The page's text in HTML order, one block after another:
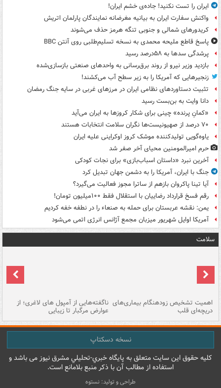
ایران را تست نکنید! جاده‌ی خشم ایران!
واکنش سفارت ایران به بیانیه مغرضانه نمایندگان پارلمان اتریش
کریدورهای شمالی و جنوبی تنگه هرمز حذف می‌شوند
پاسخ قاطع ملیحه محمدی به نسخه تسلیم‌طلبی روی آنتن BBC
پرشدگی سدها به ۵۸درصد رسید
بازدید وزیر نیرو از روند برق‌رسانی به واحدهای صنعتی بازسازی‌شده
زنجیرهایی که آمریکا را به زیر سطح آب می‌کشند!
تثبیت دستاوردهای نظامی ایران در مرزهای غربی در سایه جنگ رمضان
دانا وایت به بن‌بست رسید
«کمانِ پرنده» چینی برای شکار کروزها به ایران می‌آید
۷۰ درصد از صهیونیست‌ها نگران سلامت انتخابات هستند
یاوه‌گویی تولیدکننده موشک کروز اوکراینی علیه ایران
حرم امیرالمومنین محیای آخر صفر شد
آخرین نبرد «داستان اسباب‌بازی» برای نجات کودکی
جنگ با ایران، آمریکا را به دشمن جهان تبدیل کرد
آیا تینا پاکروان بازهم از ساترا مجوز فعالیت می‌گیرد؟
رقم فسخ قرارداد رضاییان با استقلال فقط ۱۰۰میلیون تومان!
یمن: نقشه عربستان برای حمله به صنعاء را در نطفه خفه کردیم
آمریکا اوایل شهریور میزبان مجمع آژانس انرژی اتمی می‌شود
سلامت
اهمیت تشخیص زودهنگام بیماری‌های
دریچه‌ای قلب
ناگفته‌هایی از آمپول های لاغری؛ از
عوارض مرگبار تا زیبایی
نسخه دسکتاپ
کليه حقوق اين سايت متعلق به پایگاه خبري-تحليلي مشرق نيوز می باشد و
استفاده از مطالب آن با ذکر منبع بلامانع است.
طراحی و تولید: نستوه